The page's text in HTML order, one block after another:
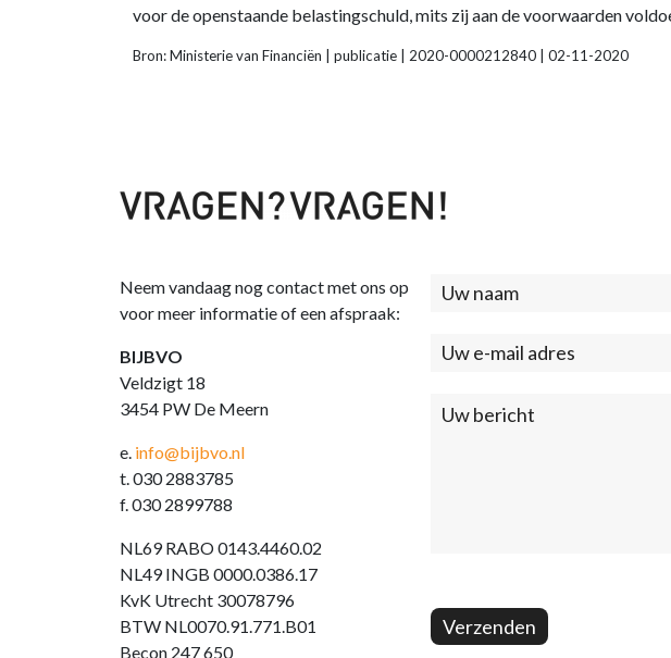
voor de openstaande belastingschuld, mits zij aan de voorwaarden
Bron: Ministerie van Financiën | publicatie | 2020-0000212840 | 02-11-2020
Neem vandaag nog contact met ons op
voor meer informatie of een afspraak:
BIJBVO
Veldzigt 18
3454 PW De Meern
e. info@bijbvo.nl
t. 030 2883785
f. 030 2899788
NL69 RABO 0143.4460.02
NL49 INGB 0000.0386.17
KvK Utrecht 30078796
BTW NL0070.91.771.B01
Becon 247 650
Contact
Verzenden